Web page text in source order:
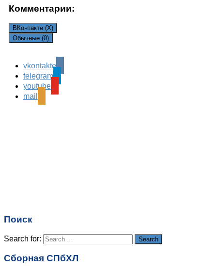
Комментарии:
ВКонтакте (X)
Обычные (0)
Leave a Reply
Ваш адрес email не будет опубликован.
поля помечены
vkontakte
telegram
youtube
mail
Поиск
Search for: Search
Сборная СПбХЛ